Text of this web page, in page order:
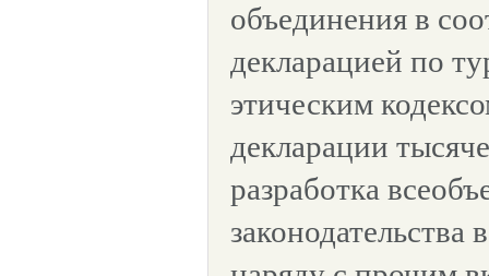
объединения в
декларацией по
этическим
декларации
разработка
законодательства